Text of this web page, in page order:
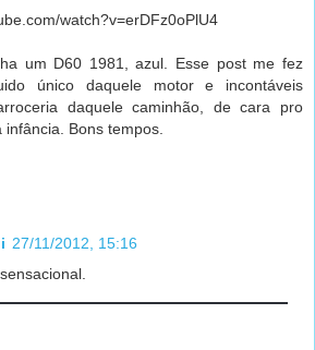
watch?v=erDFz0oPlU4
um D60 1981, azul. Esse post me fez
único daquele motor e incontáveis
daquele caminhão, de cara pro
Bons tempos.
27/11/2012, 15:16